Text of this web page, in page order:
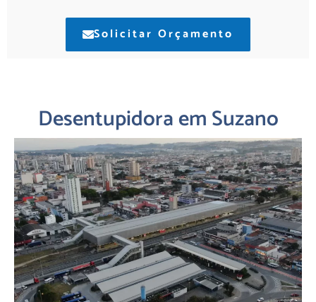
Solicitar Orçamento
Desentupidora em Suzano